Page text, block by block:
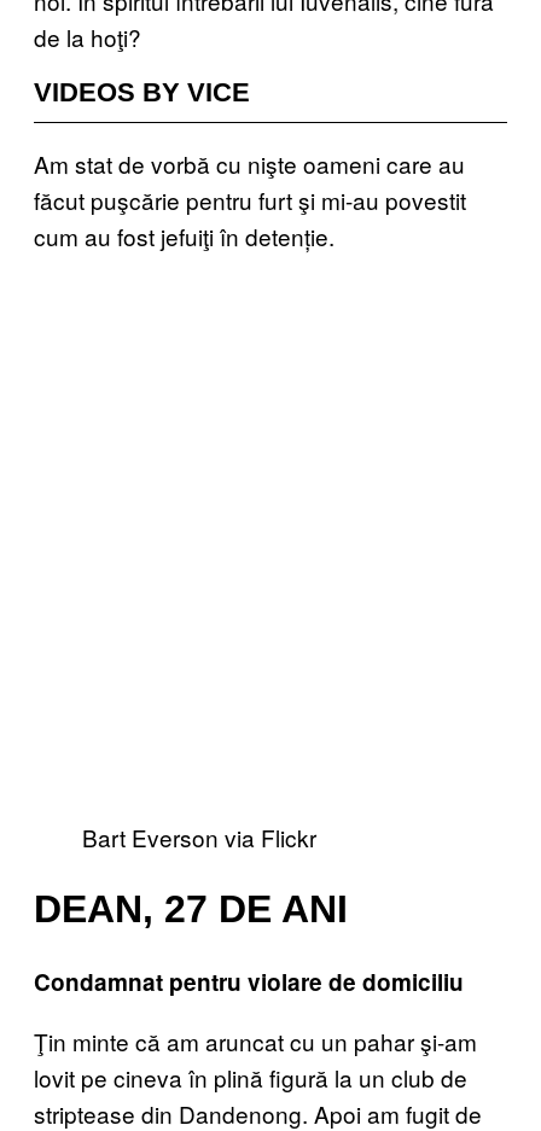
de la hoţi?
VIDEOS BY VICE
Am stat de vorbă cu nişte oameni care au
făcut puşcărie pentru furt şi mi-au povestit
cum au fost jefuiţi în detenție.
Bart Everson via Flickr
DEAN, 27 DE ANI
Condamnat pentru violare de domiciliu
Ţin minte că am aruncat cu un pahar şi-am
lovit pe cineva în plină figură la un club de
striptease din Dandenong. Apoi am fugit de